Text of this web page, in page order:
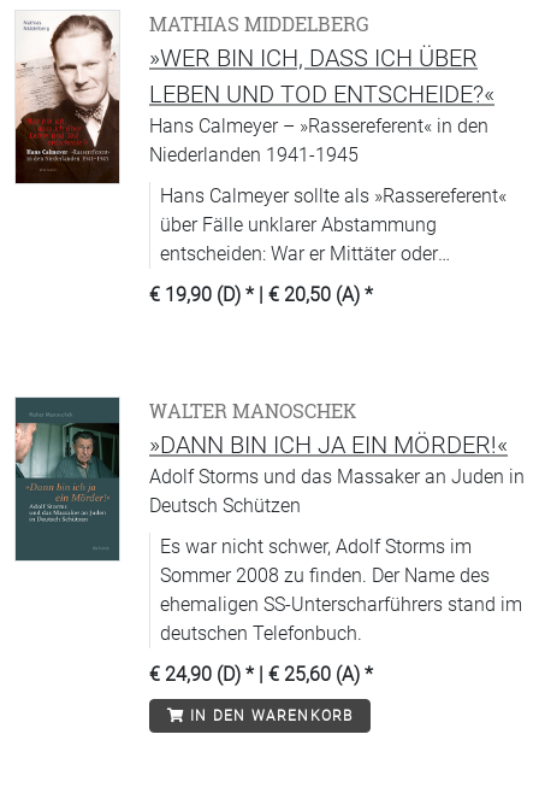
MATHIAS MIDDELBERG
»WER BIN ICH, DASS ICH ÜBER
LEBEN UND TOD ENTSCHEIDE?«
Hans Calmeyer – »Rassereferent« in den
Niederlanden 1941-1945
Hans Calmeyer sollte als »Rassereferent«
über Fälle unklarer Abstammung
entscheiden: War er Mittäter oder
Widerständler?
€ 19,90 (D) * | € 20,50 (A) *
WALTER MANOSCHEK
»DANN BIN ICH JA EIN MÖRDER!«
Adolf Storms und das Massaker an Juden in
Deutsch Schützen
Es war nicht schwer, Adolf Storms im
Sommer 2008 zu finden. Der Name des
ehemaligen SS-Unterscharführers stand im
deutschen Telefonbuch.
€ 24,90 (D) * | € 25,60 (A) *
IN DEN WARENKORB